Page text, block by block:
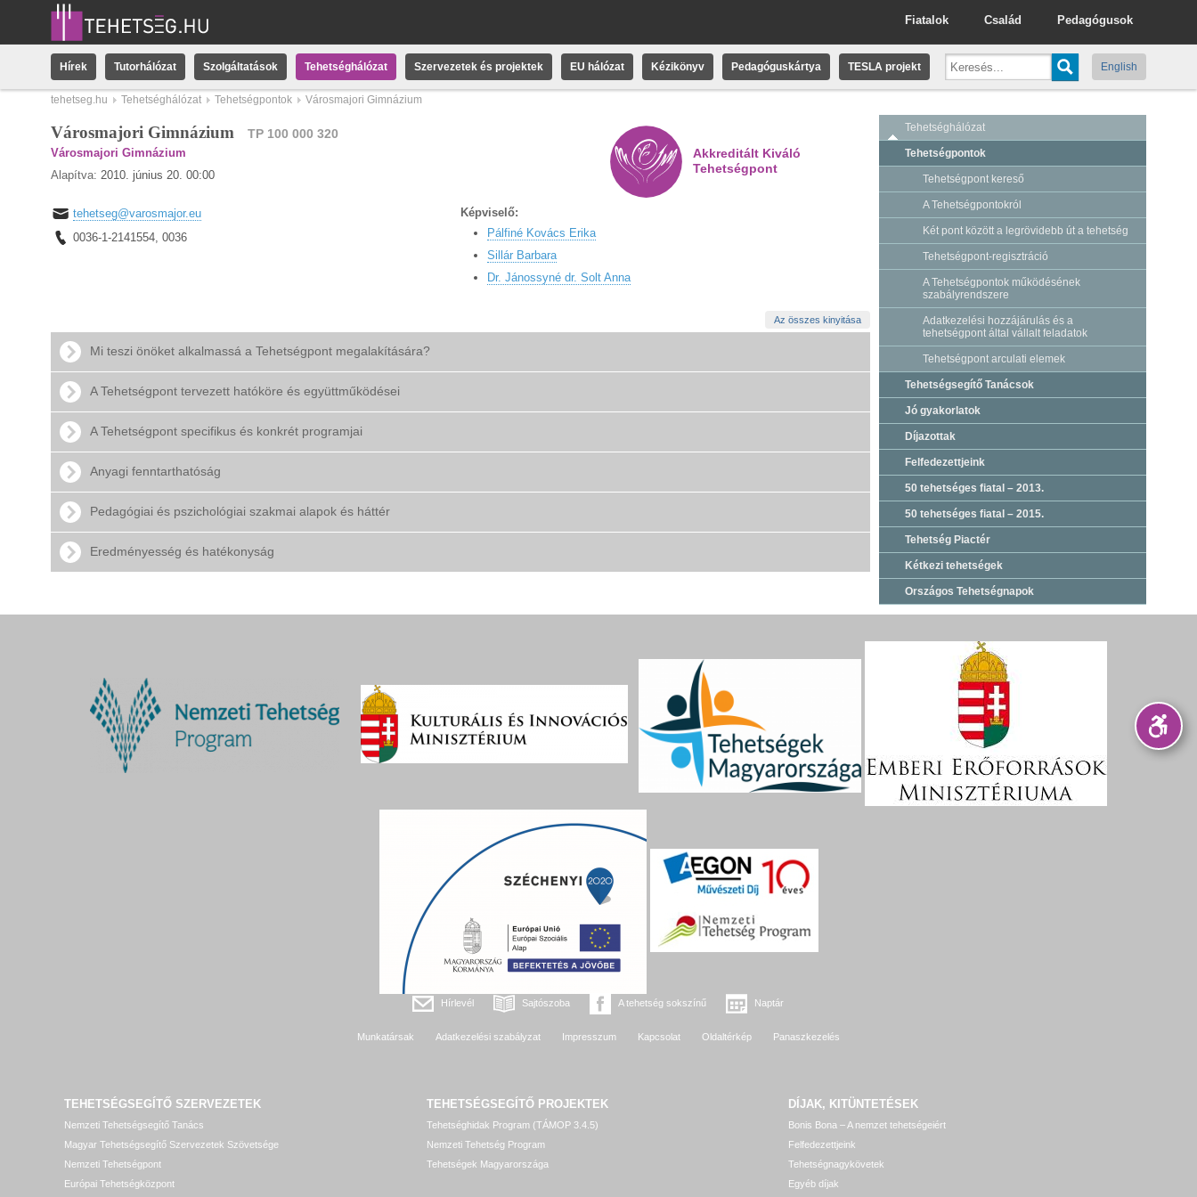
Pedagógusok
Család
Fiatalok
Hírek Tutorhálózat Szolgáltatások Tehetséghálózat Szervezetek és projektek EU hálózat Kézikönyv Pedagóguskártya TESLA projekt English
tehetseg.hu Tehetséghálózat Tehetségpontok Városmajori Gimnázium
Akkreditált Kiváló
Tehetségpont
Városmajori Gimnázium TP 100 000 320
Városmajori Gimnázium
Alapítva: 2010. június 20. 00:00
tehetseg@varosmajor.eu
0036-1-2141554, 0036
Képviselő:
Pálfiné Kovács Erika
Sillár Barbara
Dr. Jánossyné dr. Solt Anna
Az összes kinyitása
Mi teszi önöket alkalmassá a Tehetségpont megalakítására?
A Tehetségpont tervezett hatóköre és együttműködései
A Tehetségpont specifikus és konkrét programjai
Anyagi fenntarthatóság
Pedagógiai és pszichológiai szakmai alapok és háttér
Eredményesség és hatékonyság
Tehetséghálózat
Tehetségpontok
Tehetségpont kereső
A Tehetségpontokról
Két pont között a legrövidebb út a tehetség
Tehetségpont-regisztráció
A Tehetségpontok működésének
szabályrendszere
Adatkezelési hozzájárulás és a
tehetségpont által vállalt feladatok
Tehetségpont arculati elemek
Tehetségsegítő Tanácsok
Jó gyakorlatok
Díjazottak
Felfedezettjeink
50 tehetséges fiatal – 2013.
50 tehetséges fiatal – 2015.
Tehetség Piactér
Kétkezi tehetségek
Országos Tehetségnapok
Hírlevél Sajtószoba A tehetség sokszínű Naptár
Munkatársak Adatkezelési szabályzat Impresszum Kapcsolat Oldaltérkép Panaszkezelés
TEHETSÉGSEGÍTŐ SZERVEZETEK
Nemzeti Tehetségsegítő Tanács
Magyar Tehetségsegítő Szervezetek Szövetsége
Nemzeti Tehetségpont
Európai Tehetségközpont
TEHETSÉGSEGÍTŐ PROJEKTEK
Tehetséghidak Program (TÁMOP 3.4.5)
Nemzeti Tehetség Program
Tehetségek Magyarországa
DÍJAK, KITÜNTETÉSEK
Bonis Bona – A nemzet tehetségeiért
Felfedezettjeink
Tehetségnagykövetek
Egyéb díjak